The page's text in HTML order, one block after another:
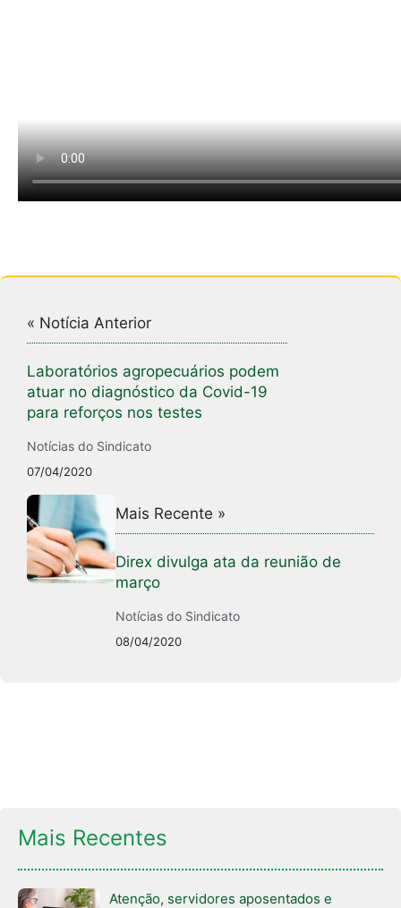
« Notícia Anterior
Laboratórios agropecuários podem
atuar no diagnóstico da Covid-19
para reforços nos testes
Notícias do Sindicato
07/04/2020
Mais Recente »
Direx divulga ata da reunião de
março
Notícias do Sindicato
08/04/2020
Mais Recentes
Atenção, servidores aposentados e